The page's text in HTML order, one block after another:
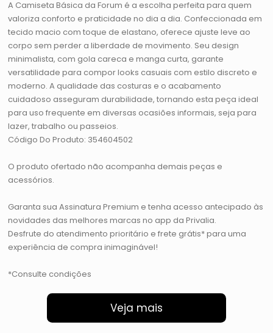
A Camiseta Básica da Forum é a escolha perfeita para quem
valoriza conforto e praticidade no dia a dia. Confeccionada em
tecido macio com toque de elastano, oferece ajuste leve ao
corpo sem perder a liberdade de movimento. Seu design
minimalista, com gola careca e manga curta, garante
versatilidade para compor looks casuais com estilo discreto e
moderno. A qualidade das costuras e o acabamento
cuidadoso asseguram durabilidade, tornando esta peça ideal
para uso frequente em diversas ocasiões informais, seja para
lazer, trabalho ou passeios.
Código Do Produto: 354604502
O produto ofertado não acompanha demais peças e
acessórios.
Garanta sua Assinatura Premium e tenha acesso antecipado às
novidades das melhores marcas no app da Privalia.
Desfrute do atendimento prioritário e frete grátis* para uma
experiência de compra inimaginável!
*Consulte condições
Veja mais